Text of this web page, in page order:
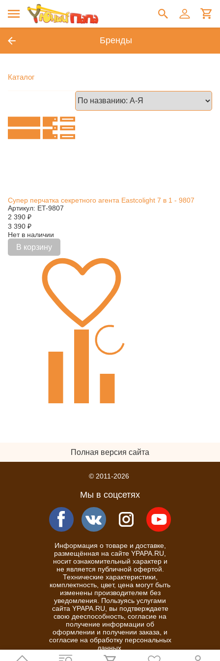
Бренды
Каталог
Супер перчатка секретного агента Eastcolight 7 в 1 - 9807
Артикул: ET-9807
2 390 ₽
3 390 ₽
Нет в наличии
В корзину
Полная версия сайта
© 2011-2026
Мы в соцсетях
Информация о товаре и доставке,
размещённая на сайте YPAPA.RU,
носит ознакомительный характер и
не является публичной офертой.
Технические характеристики,
комплектность, цвет, цена могут быть
изменены производителем без
уведомления. Пользуясь услугами
сайта YPAPA.RU, вы подтверждаете
свою дееспособность, согласие на
получение информации об
оформлении и получении заказа, и
согласие на обработку персональных
данных.